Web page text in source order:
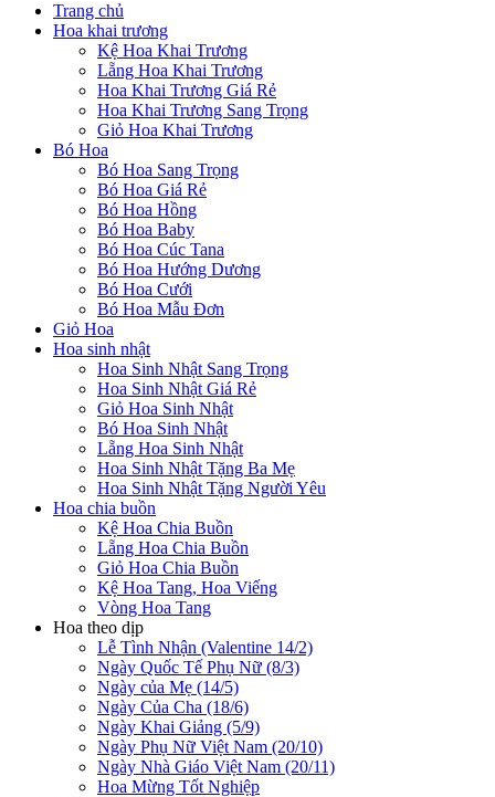
Trang chủ
Hoa khai trương
Kệ Hoa Khai Trương
Lẵng Hoa Khai Trương
Hoa Khai Trương Giá Rẻ
Hoa Khai Trương Sang Trọng
Giỏ Hoa Khai Trương
Bó Hoa
Bó Hoa Sang Trọng
Bó Hoa Giá Rẻ
Bó Hoa Hồng
Bó Hoa Baby
Bó Hoa Cúc Tana
Bó Hoa Hướng Dương
Bó Hoa Cưới
Bó Hoa Mẫu Đơn
Giỏ Hoa
Hoa sinh nhật
Hoa Sinh Nhật Sang Trọng
Hoa Sinh Nhật Giá Rẻ
Giỏ Hoa Sinh Nhật
Bó Hoa Sinh Nhật
Lẵng Hoa Sinh Nhật
Hoa Sinh Nhật Tặng Ba Mẹ
Hoa Sinh Nhật Tặng Người Yêu
Hoa chia buồn
Kệ Hoa Chia Buồn
Lẵng Hoa Chia Buồn
Giỏ Hoa Chia Buồn
Kệ Hoa Tang, Hoa Viếng
Vòng Hoa Tang
Hoa theo dịp
Lễ Tình Nhận (Valentine 14/2)
Ngày Quốc Tế Phụ Nữ (8/3)
Ngày của Mẹ (14/5)
Ngày Của Cha (18/6)
Ngày Khai Giảng (5/9)
Ngày Phụ Nữ Việt Nam (20/10)
Ngày Nhà Giáo Việt Nam (20/11)
Hoa Mừng Tốt Nghiệp